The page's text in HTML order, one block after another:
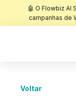
🤖 O Flowbiz AI
campanhas de
Voltar